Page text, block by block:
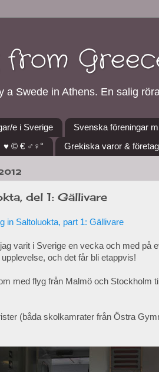
Swede in Athens. En salig
e i Sverige Svenska föreningar
♥ © € ♂♀° Grekiska varor &
del 1: Gällivare
in Saltoluokta, part 1: Gällivare
varit i Sverige en vecka och med på
och det får bli etappvis!
med flyg från Malmö och Stockholm
(båda skolkamrater från Östra